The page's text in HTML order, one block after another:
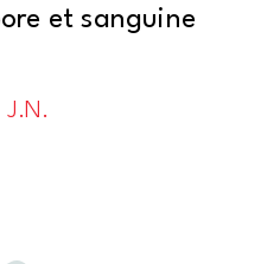
et sanguine
J.N.